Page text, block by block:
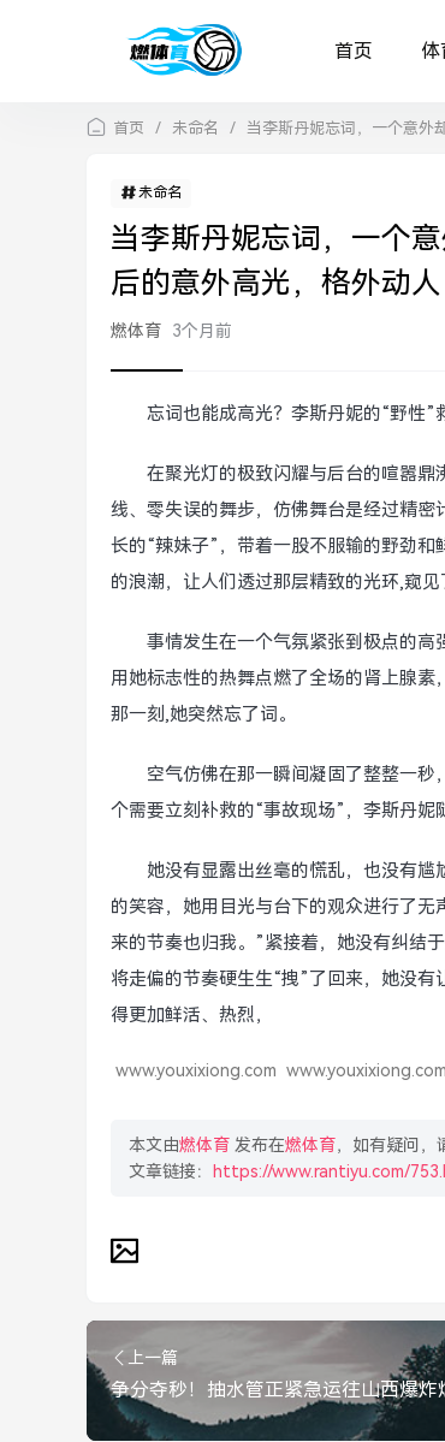
首页 体
首页 / 未命名 / 当李斯丹妮忘词，一个意外
未命名
当李斯丹妮忘词，一个
后的意外高光，格外动人
燃体育 3个月前
忘词也能成高光？李斯丹妮的“野性”
在聚光灯的极致闪耀与后台的喧嚣
线、零失误的舞步，仿佛舞台是经过精
长的“辣妹子”，带着一股不服输的野劲
的浪潮，让人们透过那层精致的光环,窥
事情发生在一个气氛紧张到极点的
用她标志性的热舞点燃了全场的肾上腺
那一刻,她突然忘了词。
空气仿佛在那一瞬间凝固了整整一
个需要立刻补救的“事故现场”，李斯丹妮
她没有显露出丝毫的慌乱，也没有
的笑容，她用目光与台下的观众进行了
来的节奏也归我。”紧接着，她没有纠结
将走偏的节奏硬生生“拽”了回来，她没
得更加鲜活、热烈，
www.youxixiong.com www.youxixiong.com
本文由燃体育 发布在燃体育，如有疑问，
文章链接：
https://www.rantiyu.com/
上一篇